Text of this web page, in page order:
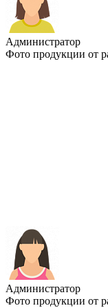
Администратор
Фото продукции от
Администратор
Фото продукции от